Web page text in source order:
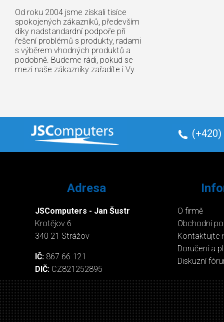
Od roku 2004 jsme získali tisíce
spokojených zákazníků, především
díky nadstandardní podpoře při
řešení problémů s produkty, radami
s výběrem vhodných produktů a
podobně. Budeme rádi, pokud se
mezi naše zákazníky zařadíte i Vy.
(+420)
Adresa
JSComputers - Jan Šustr
Krotějov 6
340 21 Strážov
IČ: 867 66 121
DIČ: CZ821252895
O firmě
Obchodní
Kontaktujte
Doručení a
Diskuzní